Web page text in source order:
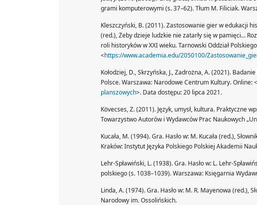
grami komputerowymi (s. 37–62). Tłum M. Filiciak.
Kleszczyński, B. (2011). Zastosowanie gier w edukacji
(red.), Żeby dzieje ludzkie nie zatarły się w pamięci…
roli historyków w XXI wieku. Tarnowski Oddział
<https://www.academia.edu/2050100/
Kołodziej, D., Skrzyńska, J., Zadrożna, A. (2021).
Polsce. Warszawa: Narodowe Centrum Kultury. Online: <
planszowych>. Data dostępu: 20 lipca 2021.
Kövecses, Z. (2011). Język, umysł, kultura. Praktyczne
Towarzystwo Autorów i Wydawców Prac Naukowych
Kucała, M. (1994). Gra. Hasło w: M. Kucała (red.),
Kraków: Instytut Języka Polskiego Polskiej Akademii
Lehr-Spławiński, L. (1938). Gra. Hasło w: L. Lehr-
polskiego (s. 1038–1039). Warszawa: Księgarnia
Linda, A. (1974). Gra. Hasło w: M. R. Mayenowa (red.),
Narodowy im. Ossolińskich.